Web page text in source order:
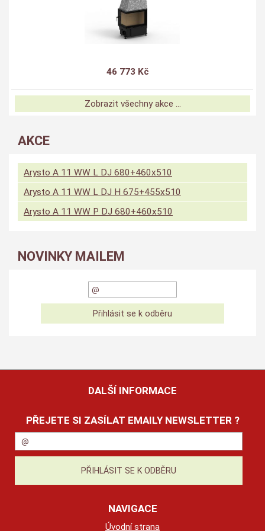
46 773 Kč
Zobrazit všechny akce ...
AKCE
Arysto A 11 WW L DJ 680+460x510
Arysto A 11 WW L DJ H 675+455x510
Arysto A 11 WW P DJ 680+460x510
NOVINKY MAILEM
DALŠÍ INFORMACE
PŘEJETE SI ZASÍLAT EMAILY NEWSLETTER ?
NAVIGACE
Úvodní strana